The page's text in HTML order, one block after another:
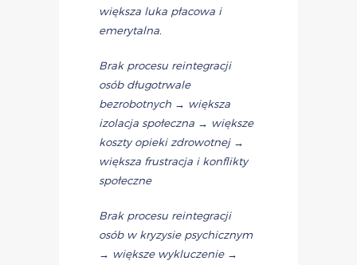
większa luka płacowa i
emerytalna.
Brak procesu reintegracji
osób długotrwale
bezrobotnych → większa
izolacja społeczna → większe
koszty opieki zdrowotnej →
większa frustracja i konflikty
społeczne
Brak procesu reintegracji
osób w kryzysie psychicznym
→ większe wykluczenie →